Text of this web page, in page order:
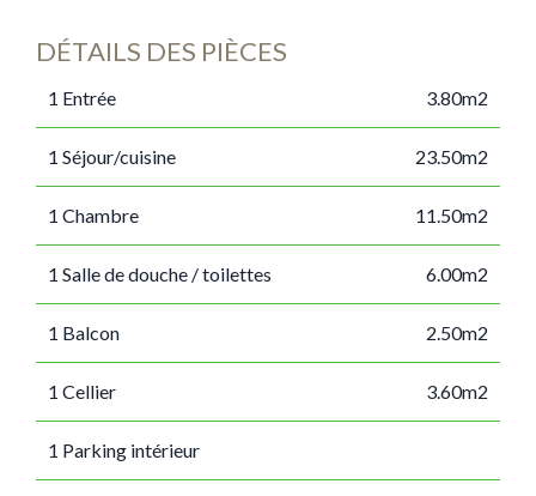
DÉTAILS DES PIÈCES
1 Entrée 3.80m2
1 Séjour/cuisine 23.50m2
1 Chambre 11.50m2
1 Salle de douche / toilettes 6.00m2
1 Balcon 2.50m2
1 Cellier 3.60m2
1 Parking intérieur